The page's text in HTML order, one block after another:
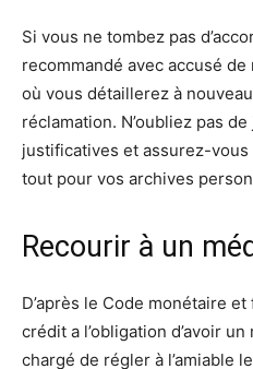
Si vous ne tombez pas
recommandé avec accusé
où vous détaillerez à
réclamation. N’oubliez pas
justificatives et assurez-
tout pour vos archives
Recourir à un
D’après le Code monétaire
crédit a l’obligation d’avoir
chargé de régler à l’amiable